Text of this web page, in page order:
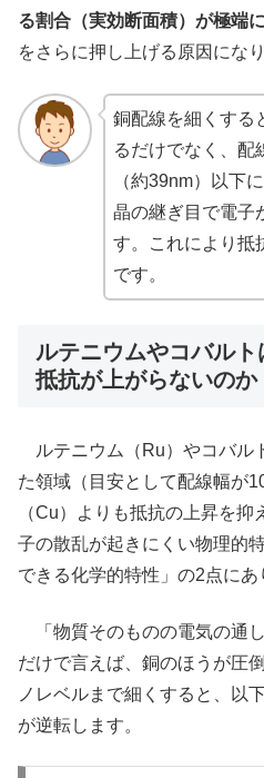
る割合（実効断面積）が極端
をさらに押し上げる原因になり
銅配線を細くする
るだけでなく、配
（約39nm）以下
晶の継ぎ目で電子
す。これにより抵
です。
ルテニウムやコバル
抵抗が上がらないのか
ルテニウム（Ru）やコバル
た領域（目安として配線幅が
（Cu）よりも抵抗の上昇を
子の散乱が起きにくい物理的特
できる化学的特性」の2点にあ
「物質そのものの電気の通
だけで言えば、銅のほうが圧
ノレベルまで細くすると、以
が逆転します。